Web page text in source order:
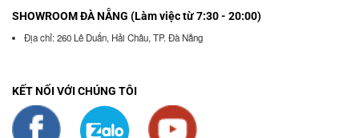
SHOWROOM ĐÀ NẴNG (Làm việc từ 7:30 - 20:00)
Địa chỉ: 260 Lê Duẩn, Hải Châu, TP. Đà Nẵng
KẾT NỐI VỚI CHÚNG TÔI